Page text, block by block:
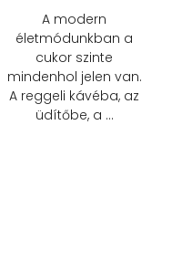
A modern
életmódunkban a
cukor szinte
mindenhol jelen van.
A reggeli kávéba, az
üdítőbe, a …